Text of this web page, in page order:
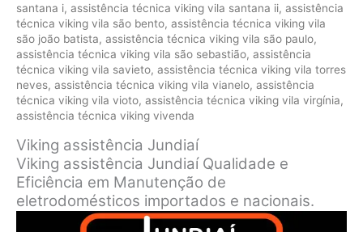
santana i, assistência técnica viking vila santana ii, assistência
técnica viking vila são bento, assistência técnica viking vila
são joão batista, assistência técnica viking vila são paulo,
assistência técnica viking vila são sebastião, assistência
técnica viking vila savieto, assistência técnica viking vila torres
neves, assistência técnica viking vila vianelo, assistência
técnica viking vila vioto, assistência técnica viking vila virgínia,
assistência técnica viking vivenda
Viking assistência Jundiaí
Viking assistência Jundiaí Qualidade e
Eficiência em Manutenção de
eletrodomésticos importados e nacionais.